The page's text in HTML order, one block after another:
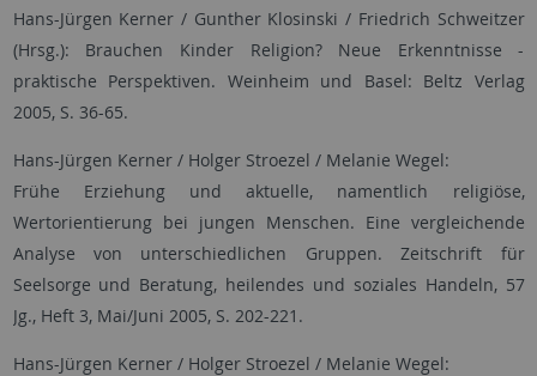
Hans-Jürgen Kerner / Gunther Klosinski / Friedrich Schweitzer
(Hrsg.): Brauchen Kinder Religion? Neue Erkenntnisse -
praktische Perspektiven. Weinheim und Basel: Beltz Verlag
2005, S. 36-65.
Hans-Jürgen Kerner / Holger Stroezel / Melanie Wegel:
Frühe Erziehung und aktuelle, namentlich religiöse,
Wertorientierung bei jungen Menschen. Eine vergleichende
Analyse von unterschiedlichen Gruppen. Zeitschrift für
Seelsorge und Beratung, heilendes und soziales Handeln, 57
Jg., Heft 3, Mai/Juni 2005, S. 202-221.
Hans-Jürgen Kerner / Holger Stroezel / Melanie Wegel: